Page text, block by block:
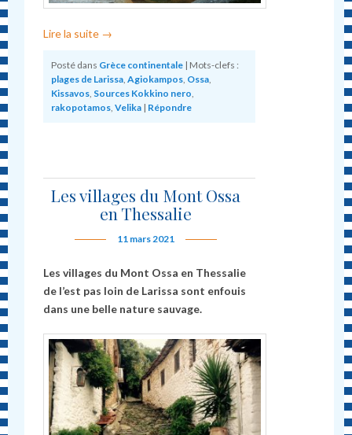
Lire la suite →
Posté dans Grèce continentale | Mots-clefs :
plages de Larissa,Agiokampos, Ossa,
Kissavos, Sources Kokkino nero,
rakopotamos,Velika | Répondre
Les villages du Mont Ossa
en Thessalie
11 mars 2021
Les villages du Mont Ossa en Thessalie
de l’est pas loin de Larissa sont enfouis
dans une belle nature sauvage.